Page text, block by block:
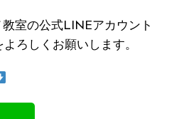
室の公式LINEアカウント
ろしくお願いします。